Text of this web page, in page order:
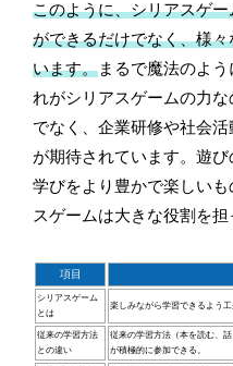
このように、シリアスゲ
ができるだけでなく、様
います。まるで魔法のよ
れがシリアスゲームの力
でなく、企業研修や社会
が期待されています。遊び
学びをより豊かで楽しい
スゲームは大きな役割を担
項目
シリアスゲーム
とは
楽しみながら学習できるよう
従来の学習方法
との違い
従来の学習方法（本を読む、
が積極的に参加できる。